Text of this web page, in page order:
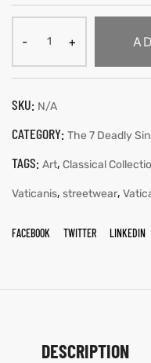
SKU: N/A
CATEGORY: The 7 Deadly
TAGS: Art, Classical
Vaticanis, streetwear,
FACEBOOK TWITTER LINKEDIN
DESCRIPTION